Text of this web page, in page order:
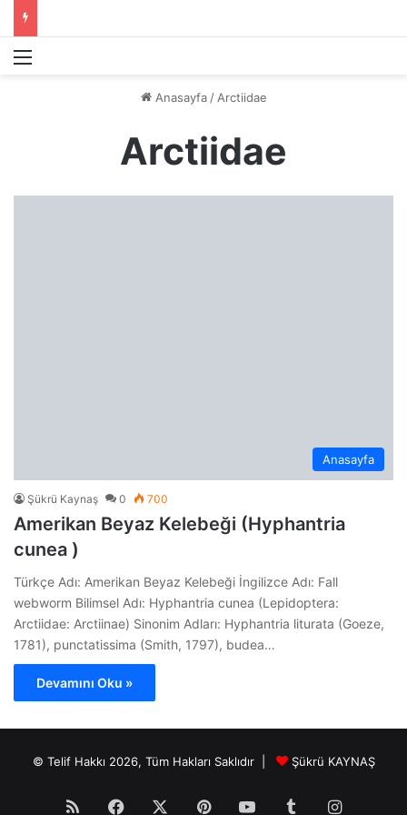
Anasayfa / Arctiidae
Arctiidae
Anasayfa
Şükrü Kaynaş 0 700
Amerikan Beyaz Kelebeği (Hyphantria
cunea )
Türkçe Adı: Amerikan Beyaz Kelebeği İngilizce Adı: Fall
webworm Bilimsel Adı: Hyphantria cunea (Lepidoptera:
Arctiidae: Arctiinae) Sinonim Adları: Hyphantria liturata (Goeze,
1781), punctatissima (Smith, 1797), budea…
Devamını Oku »
© Telif Hakkı 2026, Tüm Hakları Saklıdır | Şükrü KAYNAŞ
RSS Facebook PinterestYouTubeTumblr